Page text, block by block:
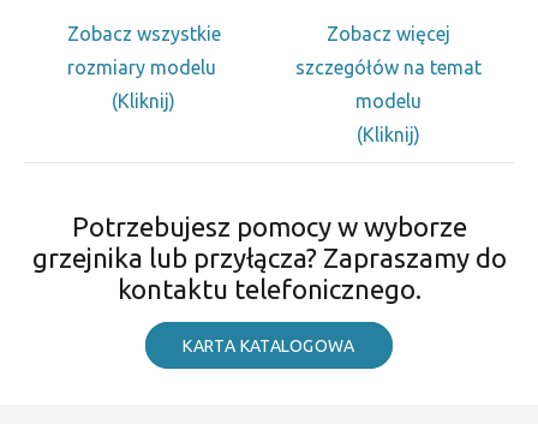
Zobacz wszystkie
rozmiary modelu
(Kliknij)
Zobacz więcej
szczegółów na temat
modelu
(Kliknij)
Potrzebujesz pomocy w wyborze
grzejnika lub przyłącza? Zapraszamy do
kontaktu telefonicznego.
KARTA KATALOGOWA